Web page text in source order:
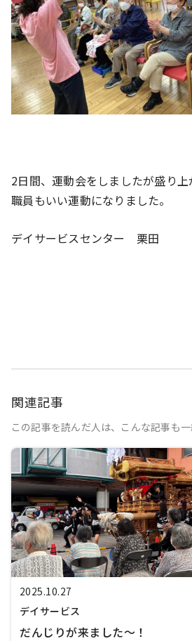
2日間、運動会をしましたが盛り上
職員もいい運動になりました。
デイサービスセンター 栗田
関連記事
この記事を読んだ人は、こんな記事も一
2025.10.27
デイサービス
だんじりが来ました〜！